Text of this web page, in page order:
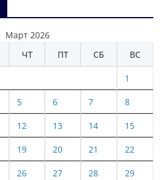
Март 2026
ЧТ ПТ СБ ВС
1
5 6 7 8
12 13 14 15
19 20 21 22
26 27 28 29